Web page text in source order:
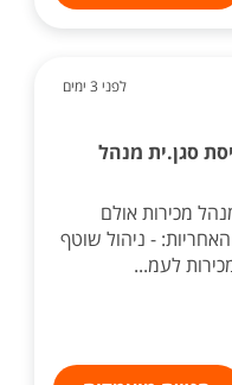
לפני 3 ימים
סגן.ית מנהל
מכירות אולם
- ניהול שוטף
לעמ...